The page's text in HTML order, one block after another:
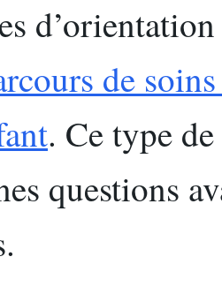
de
. Ce type
questions